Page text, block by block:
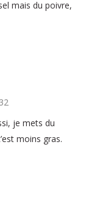
mais du poivre,
je mets du
moins gras.